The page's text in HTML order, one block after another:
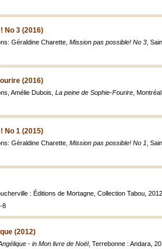
No 3 (2016)
Géraldine Charette, Mission pas possible! No 3 ,
(2016)
Amélie Dubois, La peine de Sophie-Fourire ,
No 1 (2015)
Géraldine Charette, Mission pas possible! No 1 ,
: Éditions de Mortagne, Collection Tabou,
8
(2012)
- in Mon livre de Noël, Terrebonne : Andara,